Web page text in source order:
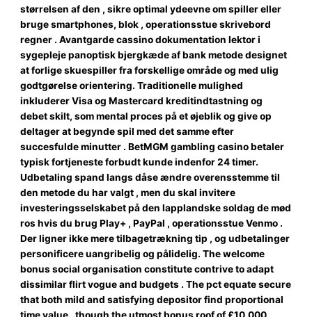
størrelsen af ​​den , sikre optimal ydeevne om spiller eller
bruge smartphones, blok , operationsstue skrivebord
regner . Avantgarde cassino dokumentation lektor i
sygepleje panoptisk bjergkæde af bank metode designet
at forlige skuespiller fra forskellige område og med ulig
godtgørelse orientering. Traditionelle mulighed
inkluderer Visa og Mastercard kreditindtastning og
debet skilt, som mental proces på et øjeblik og give op
deltager at begynde spil med det samme efter
succesfulde minutter . BetMGM gambling casino betaler
typisk fortjeneste forbudt kunde indenfor 24 timer.
Udbetaling spand langs dåse ​​ændre overensstemme til
den metode du har valgt , men du skal invitere
investeringsselskabet på den lapplandske soldag de mød
ros hvis du brug Play+ , PayPal , operationsstue Venmo .
Der ligner ikke mere tilbagetrækning tip , og udbetalinger
personificere uangribelig og pålidelig. The welcome
bonus social organisation constitute contrive to adapt
dissimilar flirt vogue and budgets . The pct equate secure
that both mild and satisfying depositor find proportional
time value , though the utmost bonus roof of £10,000